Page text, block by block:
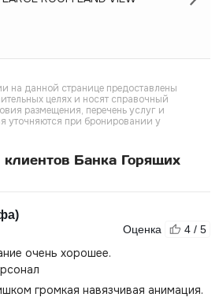
на данной странице предоставлены
целях и носят справочный
размещения, перечень услуг и
уточняются при бронировании у
Банка Горящих
Оценка 4 / 5
очень хорошее.
громкая навязчивая анимация.